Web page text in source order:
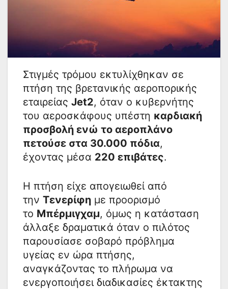
Στιγμές τρόμου εκτυλίχθηκαν σε
πτήση της βρετανικής αεροπορικής
εταιρείας Jet2, όταν ο κυβερνήτης
του αεροσκάφους υπέστη καρδιακή
προσβολή ενώ το αεροπλάνο
πετούσε στα 30.000 πόδια,
έχοντας μέσα 220 επιβάτες.
Η πτήση είχε απογειωθεί από
την Τενερίφη με προορισμό
το Μπέρμιγχαμ, όμως η κατάσταση
άλλαξε δραματικά όταν ο πιλότος
παρουσίασε σοβαρό πρόβλημα
υγείας εν ώρα πτήσης,
αναγκάζοντας το πλήρωμα να
ενεργοποιήσει διαδικασίες έκτακτης